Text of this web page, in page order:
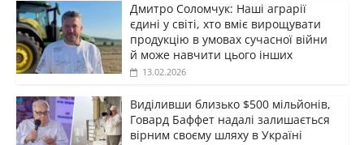
Дмитро Соломчук: Наші аграрії
єдині у світі, хто вміє вирощувати
продукцію в умовах сучасної війни
й може навчити цього інших
13.02.2026
Виділивши близько $500 мільйонів,
Говард Баффет надалі залишається
вірним своєму шляху в Україні